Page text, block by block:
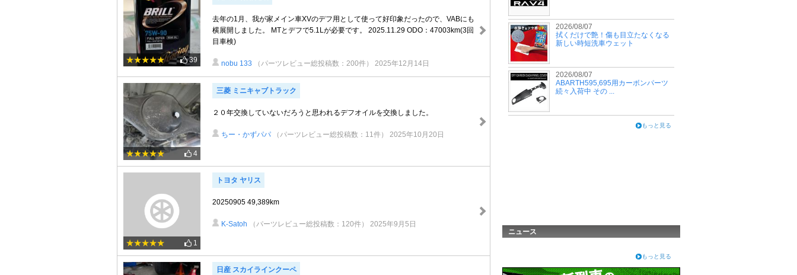
39
去年の1月、我が家メイン車XVのデフ用として使って好印象だったので、VABにも
横展開しました。 MTとデフで5.1Lが必要です。 2025.11.29 ODO：47003km(3回
目車検)
nobu 133 （パーツレビュー総投稿数：200件） 2025年12月14日
4
三菱 ミニキャブトラック
２０年交換していないだろうと思われるデフオイルを交換しました。
ちー・かずパパ （パーツレビュー総投稿数：11件） 2025年10月20日
1
トヨタ ヤリス
20250905 49,389km
K-Satoh （パーツレビュー総投稿数：120件） 2025年9月5日
日産 スカイラインクーペ
2026/08/07
拭くだけで艶！傷も目立たなくなる
新しい時短洗車ウェット
2026/08/07
ABARTH595,695用カーボンパーツ
続々入荷中 その ...
もっと見る
ニュース
もっと見る